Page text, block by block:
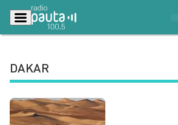
Lo Último
DAKAR